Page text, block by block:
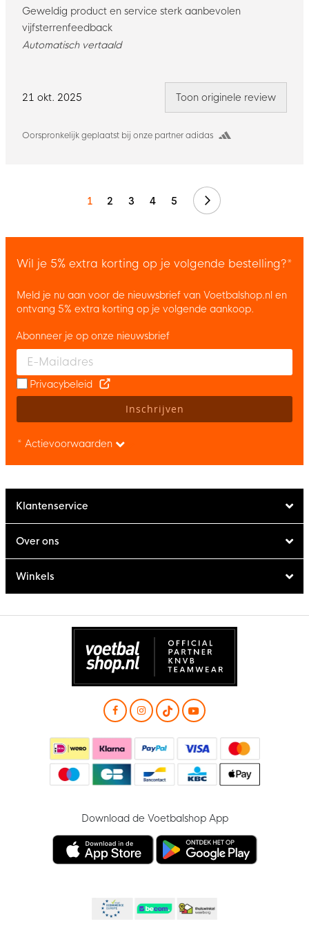
21 okt. 2025
Oorspronkelijk geplaatst bij onze partner adidas
Geweldig product en service sterk aanbevolen
vijfsterrenfeedback
Automatisch vertaald
Toon originele review
1 2 3 4 5 Volgende
Wil je 5% extra korting op je volgende bestelling?*
Meld je nu aan voor de nieuwsbrief van Voetbalshop.nl en
ontvang 5% extra korting op je volgende aankoop.
Enter your email and accept the privacy policy to subscribe to
Abonneer je op onze nieuwsbrief
Privacybeleid
Inschrijven
* Actievoorwaarden
Klantenservice
Over ons
Winkels
Download de Voetbalshop App